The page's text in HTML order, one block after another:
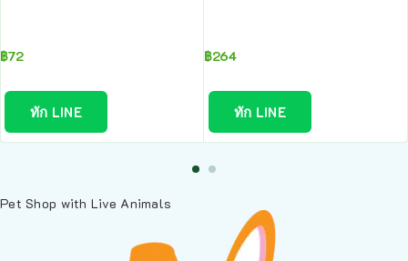
฿72
ทัก LINE
฿264
ทัก LINE
Pet Shop with Live Animals